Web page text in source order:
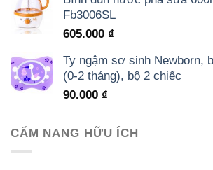
Fb3006SL
605.000 ₫
Ty ngậm sơ sinh Newborn,
(0-2 tháng), bộ 2 chiếc
90.000 ₫
CẨM NANG HỮU ÍCH